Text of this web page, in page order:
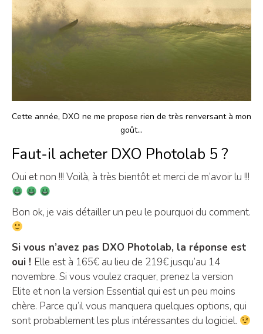
Cette année, DXO ne me propose rien de très renversant à mon
goût…
Faut-il acheter DXO Photolab 5 ?
Oui et non !!! Voilà, à très bientôt et merci de m’avoir lu !!!
Bon ok, je vais détailler un peu le pourquoi du comment.
Si vous n’avez pas DXO Photolab, la réponse est
oui ! Elle est à 165€ au lieu de 219€ jusqu’au 14
novembre. Si vous voulez craquer, prenez la version
Elite et non la version Essential qui est un peu moins
chère. Parce qu’il vous manquera quelques options, qui
sont probablement les plus intéressantes du logiciel.